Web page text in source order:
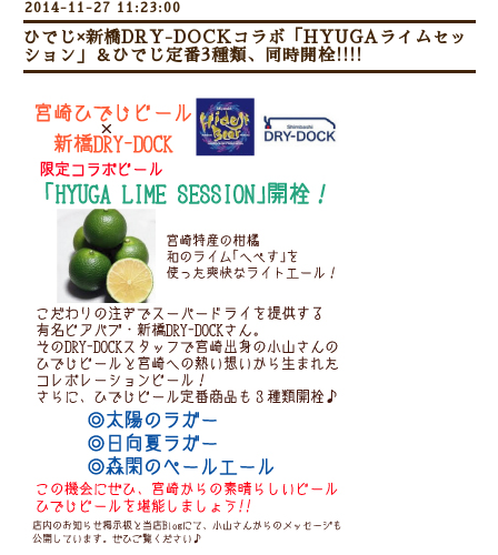
2014-11-27 11:23:00
ひでじ×新橋DRY-DOCKコラボ「HYUGAライムセッ
ション」＆ひでじ定番3種類、同時開栓!!!!